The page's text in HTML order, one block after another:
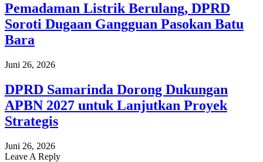
Pemadaman Listrik Berulang, DPRD
Soroti Dugaan Gangguan Pasokan Batu
Bara
Juni 26, 2026
DPRD Samarinda Dorong Dukungan
APBN 2027 untuk Lanjutkan Proyek
Strategis
Juni 26, 2026
Leave A Reply